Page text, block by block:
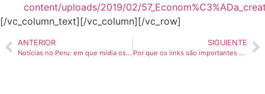
content/uploads/2019/02/
[/vc_column_text][/vc_column][/vc_row]
ANTERIOR
Notícias no Peru: em que mídia os peruanos mais confiam?
SIGUIENTE
Por que os links são importantes para SEO?